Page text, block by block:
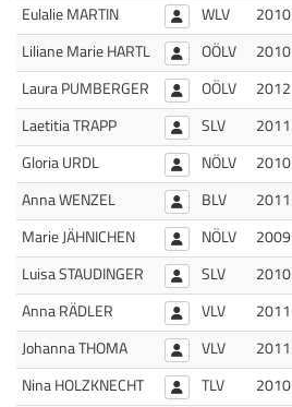
Eulalie MARTIN
WLV 2010
Liliane Marie HARTL
OÖLV 2010
Laura PUMBERGER
OÖLV 2012
Laetitia TRAPP
SLV 2011
Gloria URDL
NÖLV 2010
Anna WENZEL
BLV 2011
Marie JÄHNICHEN
NÖLV 2009
Luisa STAUDINGER
SLV 2010
Anna RÄDLER
VLV 2011
Johanna THOMA
VLV 2011
Nina HOLZKNECHT
TLV 2010